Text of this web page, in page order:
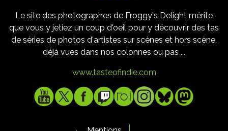
Le site des photographes de Froggy's Delight mérite
que vous y jetiez un coup d'oeil pour y découvrir des tas
de séries de photos d'artistes sur scènes et hors scène,
déjà vues dans nos colonnes ou pas ...
www.tasteofindie.com